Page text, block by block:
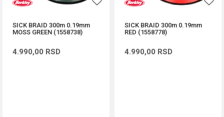
SICK BRAID 300m 0.19mm
MOSS GREEN (1558738)
4.990,00 RSD
SICK BRAID 300m 0.19mm
RED (1558778)
4.990,00 RSD